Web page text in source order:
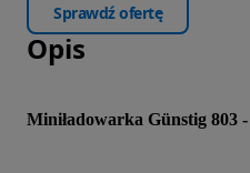
Sprawdź ofertę
Opis
Miniładowarka Günstig 803 -